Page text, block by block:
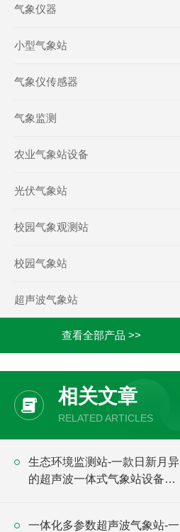
气象仪器
小型气象站
气象仪传感器
气象监测
农业气象站设备
光伏气象站
校园气象观测站
校园气象站
超声波气象站
查看全部产品 >>
相关文章
RELATED ARTICLES
生态环境监测站-一款日新月异
的超声波一体式气象站设备
一体化多参数超声波气象站-一